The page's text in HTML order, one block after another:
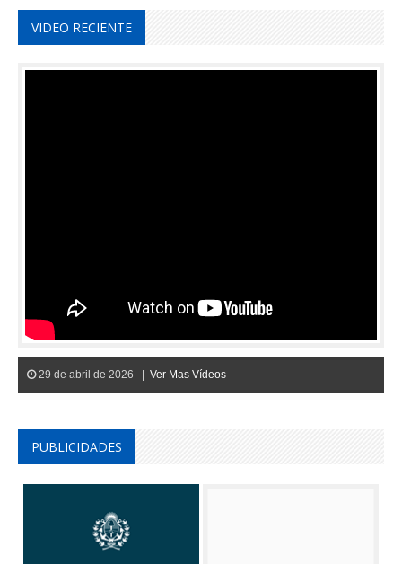
VIDEO RECIENTE
29 de abril de 2026 | Ver Mas Vídeos
PUBLICIDADES